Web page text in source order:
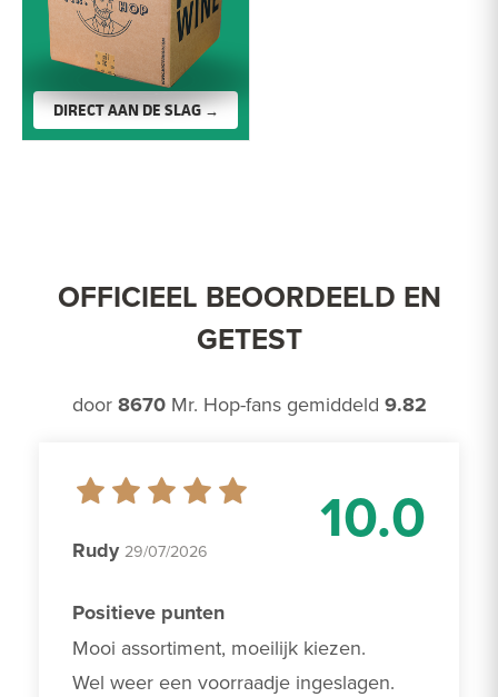
DIRECT AAN DE SLAG →
OFFICIEEL BEOORDEELD EN
GETEST
door 8670Mr. Hop-fans gemiddeld 9.82
10.0
Rudy 29/07/2026
Positieve punten
Mooi assortiment, moeilijk kiezen.
Wel weer een voorraadje ingeslagen.